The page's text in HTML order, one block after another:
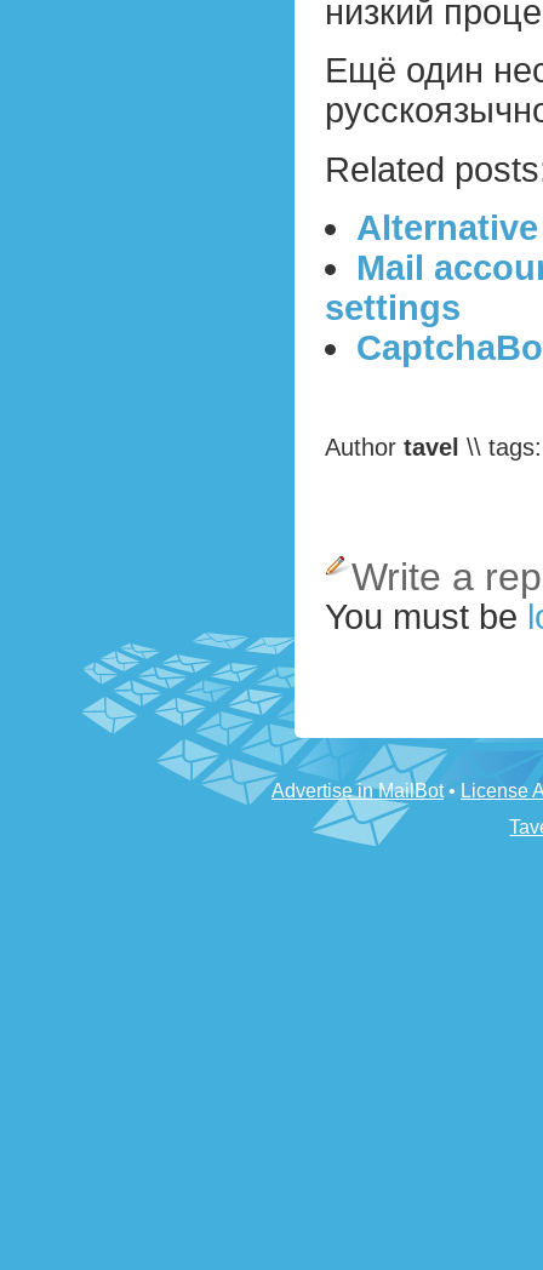
низкий
Ещё один
Related
Mail
settings
Author tavel \\
Write a
You must be
Advertise in MailBot• License